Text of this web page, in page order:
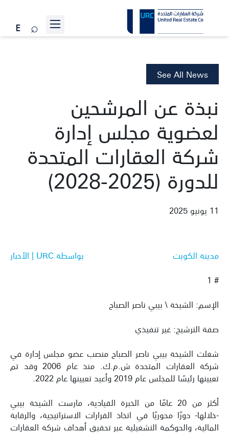
الاستدامة
الأخبار
انضم إلينا
تواصل معنا
See All News
نبذة عن المرشحين
لعضوية مجلس إدارة
شركة العقارات المتحدة
للدورة (2025-2028)
11 يونيو 2025
بواسطة URC | الأخبار
مدينة الكويت
# 1
الإسم: الشيخة \ بيبي ناصر الصباح
صفة الترشيح: غير تنفيذي
شغلت الشيخة بيبي ناصر الصباح منصب عضو مجلس إدارة في
شركة العقارات المتحدة ش.م.ك. منذ عام 2006 وقد تم
تعيينها رئيسًا للمجلس عام 2019 وأعيد تعيينها عام 2022.
أكثر من 20 عامًا من الخبرة القيادية، مارست الشيخة بيبي
-خلالها- دورًا محوريًا في اتخاذ القرارات الاستراتيجية، والرقابة
المالية، والحوكمة التشغيلية عبر تحقيق أهداف شركة العقارات